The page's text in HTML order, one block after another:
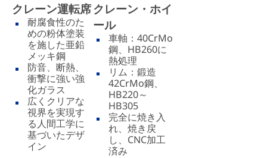
クレーン運転席
耐腐食性のた
めの粉体塗装
を施した亜鉛
メッキ鋼
防音、断熱、
衝撃に強い強
化ガラス
広くクリアな
視界を実現す
る人間工学に
基づいたデザ
イン
クレーン・ホイ
ール
車軸：40CrMo
鋼、HB260に
熱処理
リム：鍛造
42CrMo鋼、
HB220～
HB305
完全に焼き入
れ、焼き戻
し、CNC加工
済み